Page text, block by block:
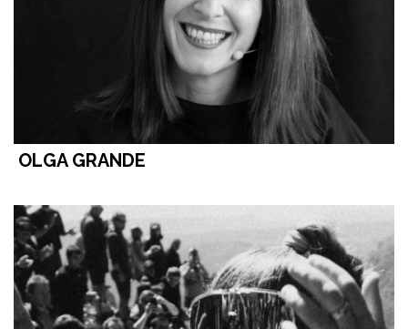
OLGA GRANDE